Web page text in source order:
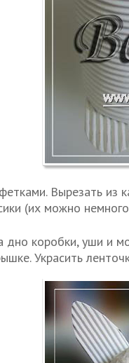
Вырезать из
(их можно
дно коробки, уши и
Украсить